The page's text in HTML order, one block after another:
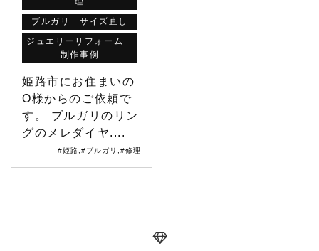
ブルガリ サイズ直し
ジュエリーリフォーム
制作事例
姫路市にお住まいの
O様からのご依頼で
す。 ブルガリのリン
グのメレダイヤ....
#姫路 #ブルガリ #修理